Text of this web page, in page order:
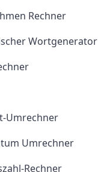
Rechner
Wortgenerator
Umrechner
Umrechner
Rechner